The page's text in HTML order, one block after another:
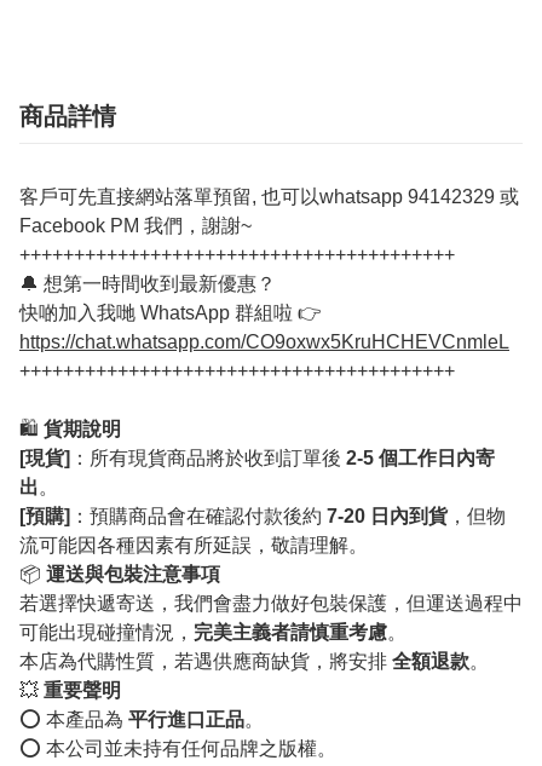
商品詳情
客戶可先直接網站落單預留, 也可以whatsapp 94142329 或
Facebook PM 我們，謝謝~
++++++++++++++++++++++++++++++++++++++++
🔔 想第一時間收到最新優惠？
快啲加入我哋 WhatsApp 群組啦 👉
https://chat.whatsapp.com/CO9oxwx5KruHCHEVCnmleL
++++++++++++++++++++++++++++++++++++++++
🛍️ 貨期說明
[現貨] ：所有現貨商品將於收到訂單後 2-5 個工作日內寄
出。
[預購] ：預購商品會在確認付款後約 7-20 日內到貨，但物
流可能因各種因素有所延誤，敬請理解。
📦 運送與包裝注意事項
若選擇快遞寄送，我們會盡力做好包裝保護，但運送過程中
可能出現碰撞情況， 完美主義者請慎重考慮。
本店為代購性質，若遇供應商缺貨，將安排 全額退款。
💥 重要聲明
⭕️ 本產品為 平行進口正品。
⭕️ 本公司並未持有任何品牌之版權。